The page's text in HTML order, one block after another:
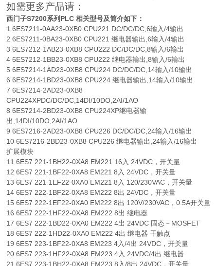
如需更多产品请：
西门子S7200系列PLC 相关型号及简介如下：
1 6ES7211-0AA23-0XB0 CPU221 DC/DC/DC,6输入/4输出
2 6ES7211-0BA23-0XB0 CPU221 继电器输出,6输入/4输出
3 6ES7212-1AB23-0XB8 CPU222 DC/DC/DC,8输入/6输出
4 6ES7212-1BB23-0XB8 CPU222 继电器输出,8输入/6输出
5 6ES7214-1AD23-0XB8 CPU224 DC/DC/DC,14输入/10输出
6 6ES7214-1BD23-0XB8 CPU224 继电器输出,14输入/10输出
7 6ES7214-2AD23-0XB8
CPU224XPDC/DC/DC,14DI/10DO,2AI/1AO
8 6ES7214-2BD23-0XB8 CPU224XP继电器输
出,14DI/10DO,2AI/1AO
9 6ES7216-2AD23-0XB8 CPU226 DC/DC/DC,24输入/16输出
10 6ES7216-2BD23-0XB8 CPU226 继电器输出,24输入/16输出
扩展模块
11 6ES7 221-1BH22-0XA8 EM221 16入 24VDC，开关量
12 6ES7 221-1BF22-0XA8 EM221 8入 24VDC，开关量
13 6ES7 221-1EF22-0XA0 EM221 8入 120/230VAC，开关量
14 6ES7 222-1BF22-0XA8 EM222 8出 24VDC，开关量
15 6ES7 222-1EF22-0XA0 EM222 8出 120V/230VAC，0.5A开关量
16 6ES7 222-1HF22-0XA8 EM222 8出 继电器
17 6ES7 222-1BD22-0XA0 EM222 4出 24VDC 固态－MOSFET
18 6ES7 222-1HD22-0XA0 EM222 4出 继电器 干触点
19 6ES7 223-1BF22-0XA8 EM223 4入/4出 24VDC，开关量
20 6ES7 223-1HF22-0XA8 EM223 4入 24VDC/4出 继电器
21 6ES7 223-1BH22-0XA8 EM223 8入/8出 24VDC，开关量